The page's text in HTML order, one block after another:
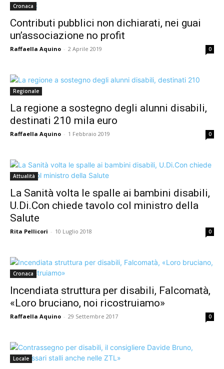
Cronaca
Contributi pubblici non dichiarati, nei guai
un’associazione no profit
Raffaella Aquino - 2 Aprile 2019 0
Regionale
La regione a sostegno degli alunni disabili,
destinati 210 mila euro
Raffaella Aquino - 1 Febbraio 2019 0
Attualità
La Sanità volta le spalle ai bambini disabili,
U.Di.Con chiede tavolo col ministro della
Salute
Rita Pellicori - 10 Luglio 2018 0
Cronaca
Incendiata struttura per disabili, Falcomatà,
«Loro bruciano, noi ricostruiamo»
Raffaella Aquino - 29 Settembre 2017 0
Locale